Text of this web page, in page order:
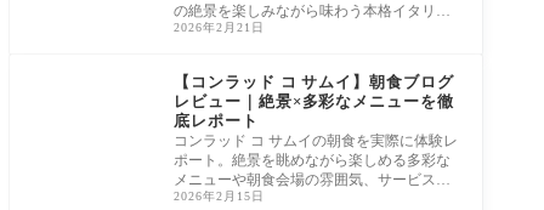
の絶景を楽しみながら味わう本格イタリア
ンやサービスの魅力をレポートします。リ
におすすめ！
2026年2月21日
【コンラッド コ サムイ】朝食ブログ
レビュー｜絶景×多彩なメニューを徹
底レポート
コンラッド コ サムイの朝食を実際に体験レ
ポート。絶景を眺めながら楽しめる多彩な
メニューや朝食会場の雰囲気、サービスの
魅力を詳しく紹介します。旅のスタートに
2026年2月15日